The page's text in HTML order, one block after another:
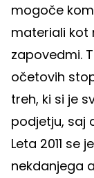
mogoče
materiali kot
zapovedmi.
očetovih
treh, ki si je
podjetju, saj
Leta 2011 se
nekdanjega